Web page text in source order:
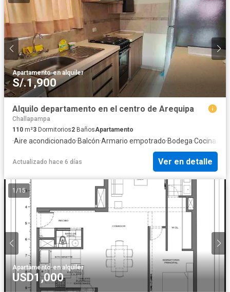
Apartamento·en alquiler
S/.1,900
Alquilo departamento en el centro de Arequipa
Challapampa
110 m²3 Dormitorios2 BañosApartamento
·Aire acondicionado·Balcón·Armario empotrado·Bodega·Cocina
Actualizado hace 6 días Ver en detalle
1 /15
Apartamento·en alquiler
USD1,000